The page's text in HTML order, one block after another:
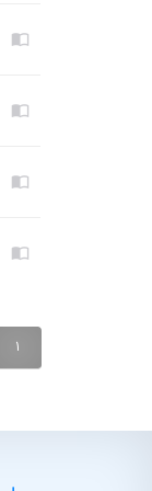
import_contacts
import_contacts
import_contacts
import_contacts
۱